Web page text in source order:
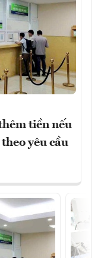
tiền nếu
yêu cầu